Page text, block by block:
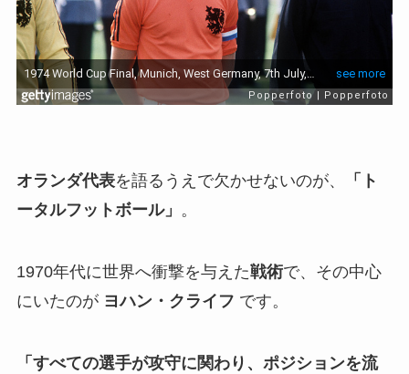
オランダ代表を語るうえで欠かせないのが、
「ト
ータルフットボール」 。
1970年代に世界へ衝撃を与えた戦術で、その中心
にいたのが ヨハン・クライフ です。
「すべての選手が攻守に関わり、ポジションを流